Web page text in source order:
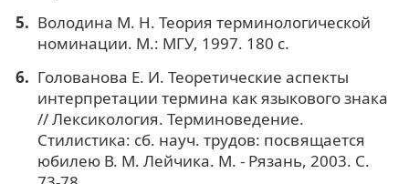
Володина М. Н. Теория терминологической
номинации. М.: МГУ, 1997. 180 с.
Голованова Е. И. Теоретические аспекты
интерпретации термина как языкового знака
// Лексикология. Терминоведение.
Стилистика: сб. науч. трудов: посвящается
юбилею В. М. Лейчика. М. - Рязань, 2003. С.